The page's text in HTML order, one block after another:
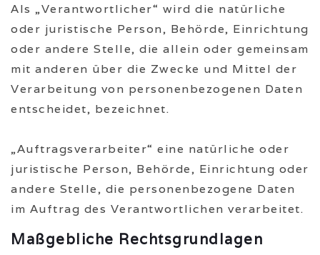
Als „Verantwortlicher“ wird die natürliche
oder juristische Person, Behörde, Einrichtung
oder andere Stelle, die allein oder gemeinsam
mit anderen über die Zwecke und Mittel der
Verarbeitung von personenbezogenen Daten
entscheidet, bezeichnet.
„Auftragsverarbeiter“ eine natürliche oder
juristische Person, Behörde, Einrichtung oder
andere Stelle, die personenbezogene Daten
im Auftrag des Verantwortlichen verarbeitet.
Maßgebliche Rechtsgrundlagen